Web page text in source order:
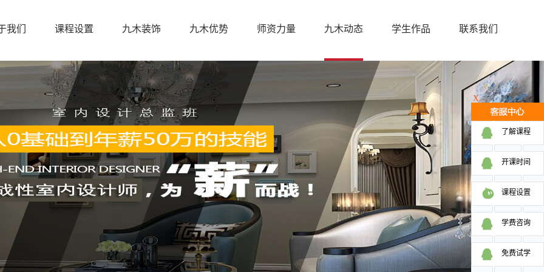
我们 课程设置 九木装饰 九木优势 师资力量 九木动态 学生作品 联系我们
X
了解课程
开课时间
课程设置
学费咨询
免费试学